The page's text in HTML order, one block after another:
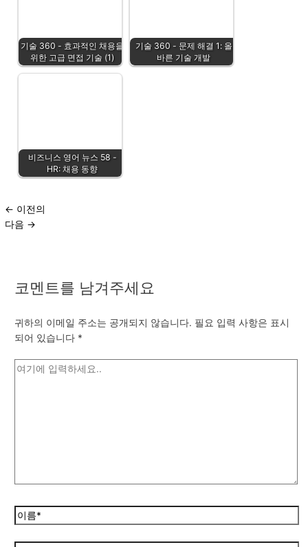
기술 360 - 효과적인 채용을
위한 고급 면접 기술 (1)
기술 360 - 문제 해결 1: 올
바른 기술 개발
비즈니스 영어 뉴스 58 -
HR: 채용 동향
← 이전의
다음 →
코멘트를 남겨주세요
귀하의 이메일 주소는 공개되지 않습니다. 필요 입력 사항은 표시
되어 있습니다 *